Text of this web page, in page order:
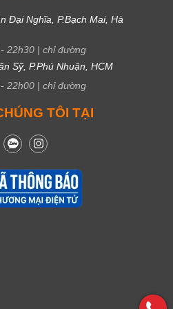
Đại Nghĩa, P.Bạch Mai, Hà
- 22h30 | chỉ đường
Sỹ, P.Phú Nhuận, HCM
- 22h00 | chỉ đường
TÔI TẠI